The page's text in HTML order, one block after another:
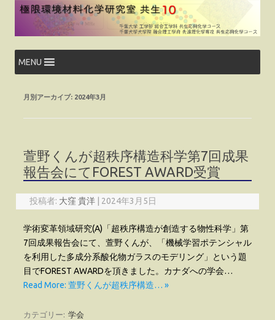
コ
ン
ツ
キ
ッ
MENU
月別アーカイブ: 2024年3月
萱野くんが超秩序構造科学第7回成果
報告会にてFOREST AWARD受賞
投稿者: 大窪 貴洋 2024年3月5日
学術変革領域研究(A)「超秩序構造が創造する物性科学」第
7回成果報告会にて、萱野くんが、「機械学習ポテンシャル
を利用した多成分系酸化物ガラスのモデリング」という題
目でFOREST AWARDを頂きました。カナダへの学会…
Read More: 萱野くんが超秩序構造… »
カテゴリー: 学会